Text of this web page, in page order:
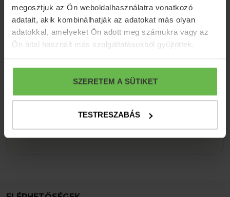
megosztjuk az Ön weboldalhasználatra vonatkozó
adatait, akik kombinálhatják az adatokat más olyan
adatokkal, amelyeket Ön adott meg számukra vagy az
Ön által használt más szolgáltatásokból gyűjtöttek.
SZERETEM A SÜTIKET
TESTRESZABÁS
Iratkozzon fel hírlevelünkre, hogy azonnal
híreinket!
FELIRATKOZOM